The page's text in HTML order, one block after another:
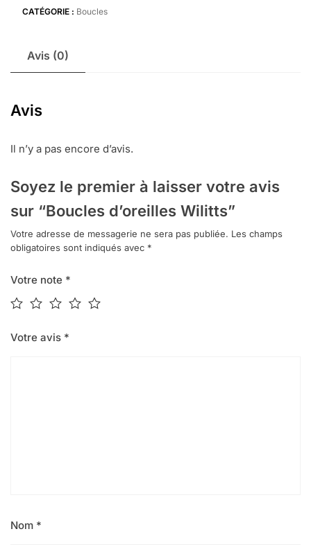
d’oreilles
CATÉGORIE : Boucles
Avis (0)
Avis
Il n’y a pas encore d’avis.
Soyez le premier à laisser votre avis
sur “Boucles d’oreilles Wilitts”
Votre adresse de messagerie ne sera pas publiée. Les champs
obligatoires sont indiqués avec *
Votre note *
Votre avis *
Nom *